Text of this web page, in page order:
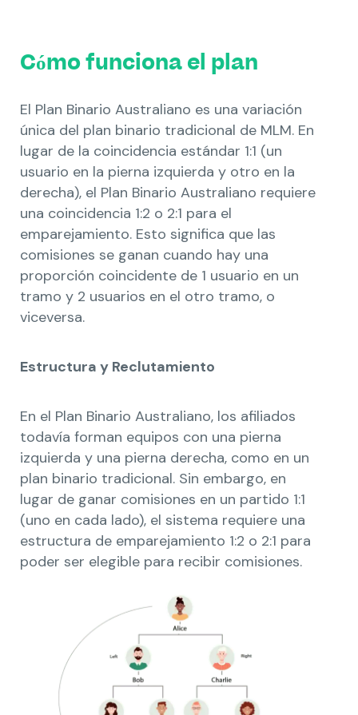
Cómo funciona el plan
El Plan Binario Australiano es una variación
única del plan binario tradicional de MLM. En
lugar de la coincidencia estándar 1:1 (un
usuario en la pierna izquierda y otro en la
derecha), el Plan Binario Australiano requiere
una coincidencia 1:2 o 2:1 para el
emparejamiento. Esto significa que las
comisiones se ganan cuando hay una
proporción coincidente de 1 usuario en un
tramo y 2 usuarios en el otro tramo, o
viceversa.
Estructura y Reclutamiento
En el Plan Binario Australiano, los afiliados
todavía forman equipos con una pierna
izquierda y una pierna derecha, como en un
plan binario tradicional. Sin embargo, en
lugar de ganar comisiones en un partido 1:1
(uno en cada lado), el sistema requiere una
estructura de emparejamiento 1:2 o 2:1 para
poder ser elegible para recibir comisiones.